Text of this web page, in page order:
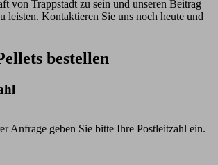
von Trappstadt zu sein und unseren Beitrag
leisten. Kontaktieren Sie uns noch heute und
bestellen
Anfrage geben Sie bitte Ihre Postleitzahl ein.